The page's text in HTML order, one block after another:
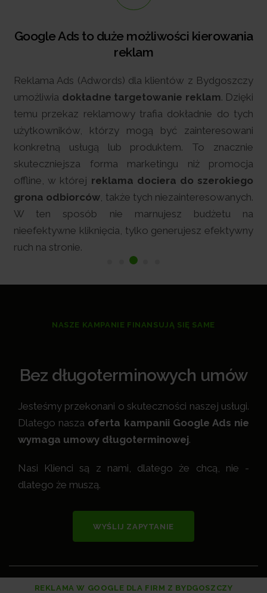
to duże możliwości kierowania
dla klientów z Bydgoszczy
targetowanie reklam. Dzięki
trafia dokładnie do tych
którzy mogą być zainteresowani
lub produktem. To znacznie
forma marketingu niż promocja
reklama dociera do szerokiego
, także tych niezainteresowanych.
nie marnujesz budżetu na
tylko generujesz efektywny
Google to
Kampanie
reklamy w
reklamę
produkty
której celem
sklepie w
NASZE KAMPANIE FINANSUJĄ SIĘ SAME
Bez długoterminowych umów
Jesteśmy przekonani o skuteczności naszej usługi.
Dlatego nasza oferta kampanii Google Ads nie
wymaga umowy długoterminowej.
Nasi Klienci są z nami, dlatego że chcą, nie -
dlatego że muszą.
WYŚLIJ ZAPYTANIE
REKLAMA W GOOGLE DLA FIRM Z BYDGOSZCZY